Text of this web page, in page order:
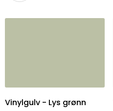
Vinylgulv - Lys grønn